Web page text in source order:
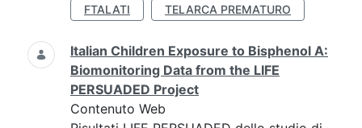
FTALATI
TELARCA PREMATURO
Italian Children Exposure to Bisphenol A:
Biomonitoring Data from the LIFE
PERSUADED Project
Contenuto Web